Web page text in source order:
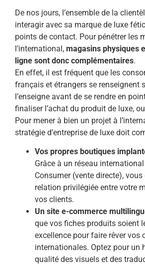
De nos jours, l’ensemble de la
interagir avec sa marque de luxe
points de contact. Pour pénétrer les
l’international, magasins physiques
ligne sont donc complémentaires.
En effet, il est fréquent que les
français et étrangers se renseignent
l’enseigne avant de se rendre en
finaliser l’achat du produit de luxe, ou
Pour mener à bien un projet à
stratégie d’entreprise de luxe doit
Vos propres boutiques
Grâce à un réseau
Consumer (vente directe),
relation privilégiée entre votre
vos clients.
Un site e-commerce
que vos fiches produits soient
excellence pour faire rêver vos
internationales. Optez pour un
qualité des visuels et des